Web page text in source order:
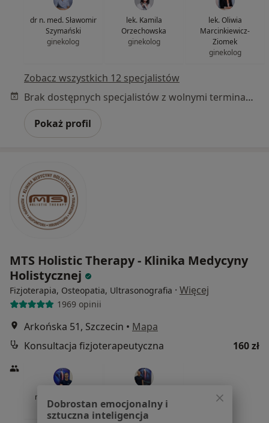
dr n. med. Sławomir
Szymański
ginekolog
lek. Kamila
Orzechowska
ginekolog
lek. Oliwia
Marcinkiewicz-
Ziomek
ginekolog
Zobacz wszystkich 12 specjalistów
Brak dostępnych specjalistów z wolnymi terminami w tym centrum medycznym.
Pokaż profil
MTS Holistic Therapy - Klinika Medycyny
Holistycznej
Fizjoterapia, Osteopatia, Ultrasonografia · Więcej
1969 opinii
Arkońska 51, Szczecin • Mapa
Konsultacja fizjoterapeutyczna
160 zł
mgr Ihor Hnatiuk
fizjoterapeuta
fizjoterapeuta
Dobrostan emocjonalny i
sztuczna inteligencja